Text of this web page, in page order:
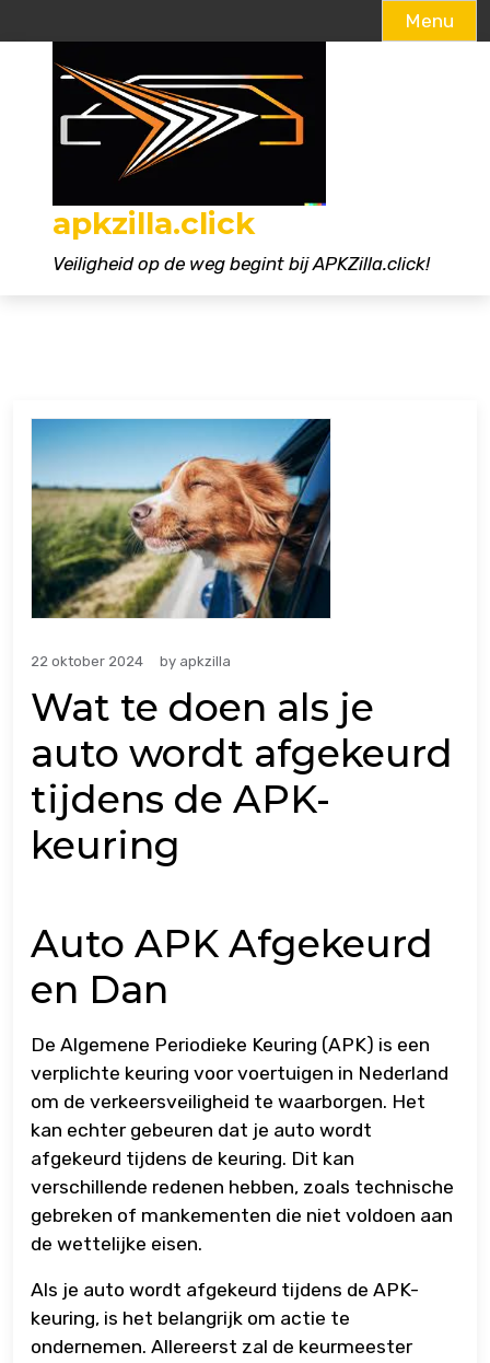
Menu
apkzilla.click
Veiligheid op de weg begint bij APKZilla.click!
22 oktober 2024 by apkzilla
Wat te doen als je
auto wordt afgekeurd
tijdens de APK-
keuring
Auto APK Afgekeurd
en Dan
De Algemene Periodieke Keuring (APK) is een
verplichte keuring voor voertuigen in Nederland
om de verkeersveiligheid te waarborgen. Het
kan echter gebeuren dat je auto wordt
afgekeurd tijdens de keuring. Dit kan
verschillende redenen hebben, zoals technische
gebreken of mankementen die niet voldoen aan
de wettelijke eisen.
Als je auto wordt afgekeurd tijdens de APK-
keuring, is het belangrijk om actie te
ondernemen. Allereerst zal de keurmeester